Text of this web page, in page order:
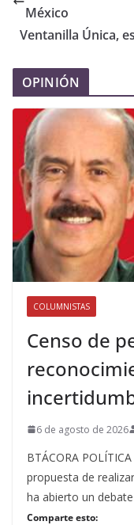
México
Ventanilla Única,
OPINIÓN
COLUMNISTAS
Censo de
6 de agosto de 2026
BTÁCORA
propuesta de
ha abierto un debate
Comparte esto: